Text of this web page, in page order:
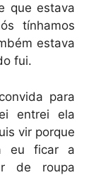
que estava
tínhamos
estava
fui.
para
entrei ela
vir porque
eu ficar a
de roupa